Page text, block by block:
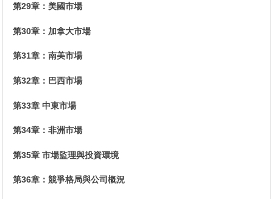
第29章：美國市場
第30章：加拿大市場
第31章：南美市場
第32章：巴西市場
第33章 中東市場
第34章：非洲市場
第35章 市場監理與投資環境
第36章：競爭格局與公司概況